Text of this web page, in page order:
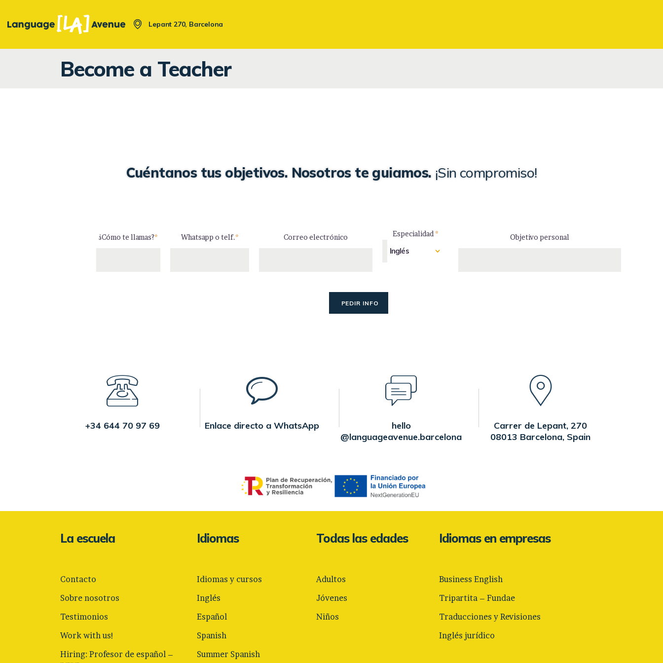
contenido
Lepant 270, Barcelona
Become a TeacherTRADUCCIONES Y
Cuéntanos tus objetivos. Nosotros te guiamos. ¡Sin compromiso!
¿Cómo te llamas?* Whatsapp o telf.* Correo electrónico Especialidad* Objetivo personal
+34 644 70 97 69 Enlace directo a WhatsApp
hello
@languageavenue.barcelona
Carrer de Lepant, 270
08013 Barcelona, Spain
La escuela
Contacto
Sobre nosotros
Testimonios
Work with us!
Hiring: Profesor de español –
Idiomas
Idiomas y cursos
Inglés
Español
Spanish
Summer Spanish
Todas las edades
Adultos
Jóvenes
Niños
Idiomas en empresas
Business English
Tripartita – Fundae
Traducciones y Revisiones
Inglés jurídico